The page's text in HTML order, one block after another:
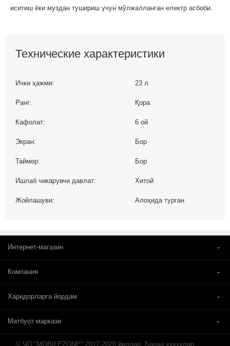
иситиш ёки муздан тушириш учун мўлжалланган електр асбоби.
Технические характеристики
Ички ҳажми: 23 л
Ранг: Қора
Кафолат: 6 ой
Экран: Бор
Таймер: Бор
Ишлаб чикарувчи давлат: Хитой
Жойлашуви: Алоҳида турган
Интернет-магазин
Компания
Харидорларга йордам
Матбуот маркази
© ЧП "MOBILEZONE" 2017-2020 йиллар. Барча ҳуқуқлар